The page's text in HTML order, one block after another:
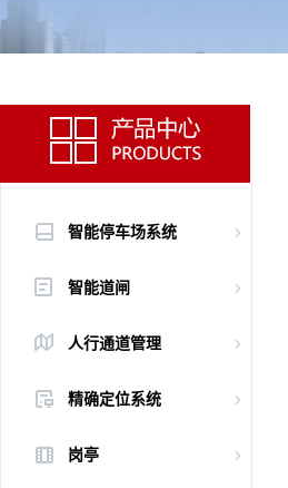
智能停车场系统
智能道闸
人行通道管理
精确定位系统
岗亭